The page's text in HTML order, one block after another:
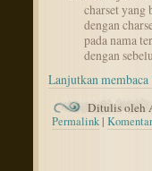
charset yang
dengan
pada nama
dengan
Lanjutkan
Ditulis oleh
Permalink |